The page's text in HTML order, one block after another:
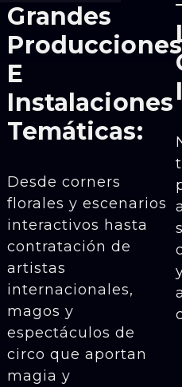
Grandes
Producciones
E
Instalaciones
Temáticas:
Desde corners
florales y escenarios
interactivos hasta
contratación de
artistas
internacionales,
magos y
espectáculos de
circo que aportan
magia y